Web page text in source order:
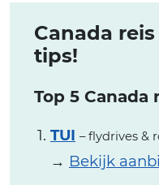
Canada
tips!
Top 5 Canada
TUI – flydrives &
→ Bekijk